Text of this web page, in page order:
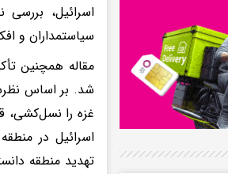
اسرائیل،
سیاستمداران و
مقاله همچنین
شد. بر اساس
غزه را نسل‌کشی،